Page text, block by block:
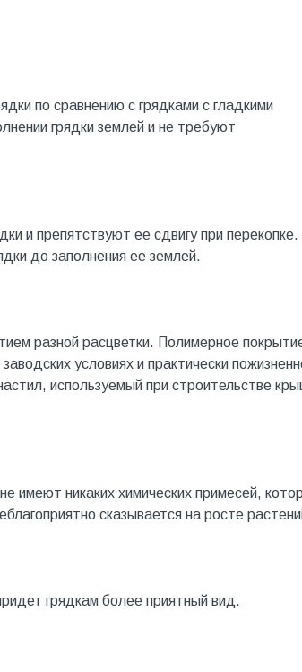
по сравнению с грядками с гладкими
грядки землей и не требуют
и препятствуют ее сдвигу при перекопке.
до заполнения ее землей.
разной расцветки. Полимерное
условиях и практически
используемый при строительстве
имеют никаких химических примесей,
сказывается на росте
грядкам более приятный вид.